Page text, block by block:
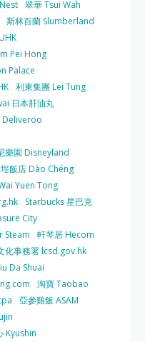
翠華 Tsui Wah
斯林百蘭 Slumberland
Pei Hong
Palace
利東集團 Lei Tung
日本肝油丸
Deliveroo
樂園 Disneyland
飯店 Dào Chéng
Yuen Tong
Starbucks 星巴克
City
Steam
軒琴居 Hecom
化事務署 lcsd.gov.hk
Da Shuai
淘寶 Taobao
亞參雞飯 ASAM
Kyushin